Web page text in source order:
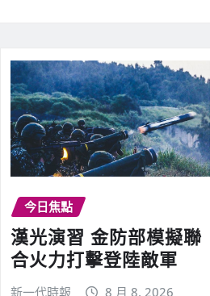
今日焦點
漢光演習 金防部模擬聯
合火力打擊登陸敵軍
新一代時報 8 月 8, 2026